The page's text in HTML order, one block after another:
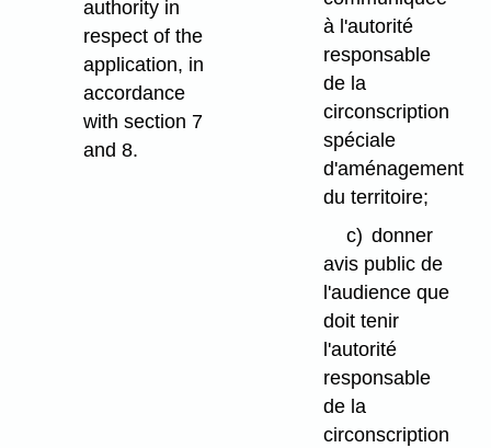
authority in
respect of the
application, in
accordance
with section 7
and 8.
à l'autorité
responsable
de la
circonscription
spéciale
d'aménagement
du territoire;
c) donner
avis public de
l'audience que
doit tenir
l'autorité
responsable
de la
circonscription